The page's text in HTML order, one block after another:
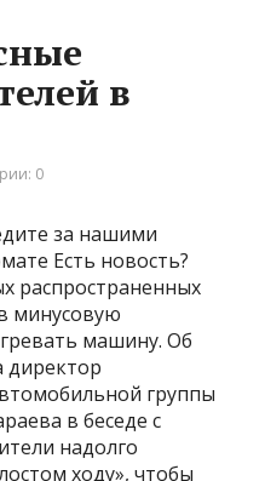
в
0
за нашими
Есть новость?
распространенных
минусовую
машину. Об
директор
группы
в беседе с
надолго
ходу», чтобы